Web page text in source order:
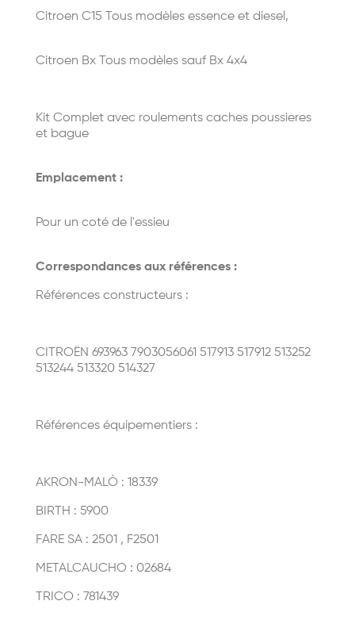
Citroen C15 Tous modèles essence et diesel,
Citroen Bx Tous modèles sauf Bx 4x4
Kit Complet avec roulements caches poussieres
et bague
Emplacement :
Pour un coté de l'essieu
Correspondances aux références :
Références constructeurs :
CITROËN 693963 7903056061 517913 517912 513252
513244 513320 514327
Références équipementiers :
AKRON-MALÒ : 18339
BIRTH : 5900
FARE SA : 2501 , F2501
METALCAUCHO : 02684
TRICO : 781439